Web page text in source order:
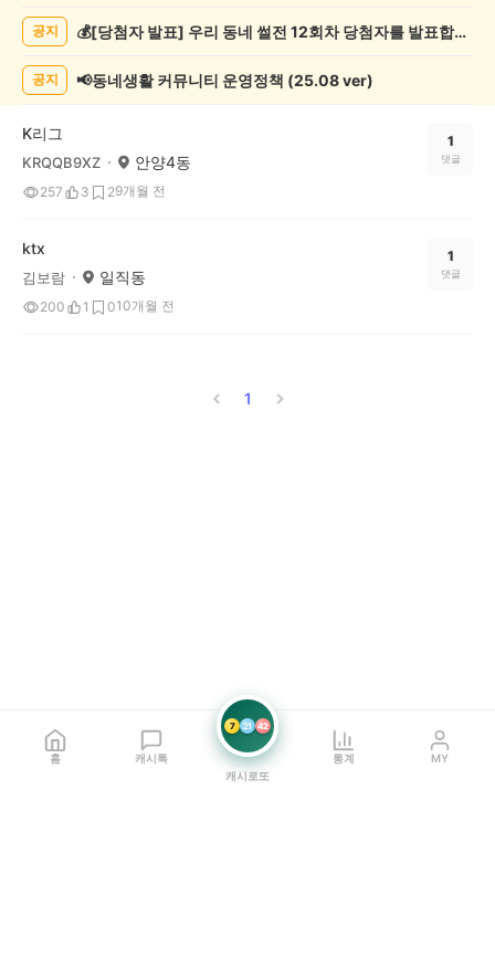
목
공지 💰[당첨자 발표] 우리 동네 썰전 12회차 당첨자를 발표합니다!
공지 📢동네생활 커뮤니티 운영정책 (25.08 ver)
K리그
KRQQB9XZ 안양4동
257 3 29개월 전
1
댓글
ktx
김보람 일직동
200 1 010개월 전
1
댓글
1
홈 캐시톡
7 21 42
캐시로또
통계 MY